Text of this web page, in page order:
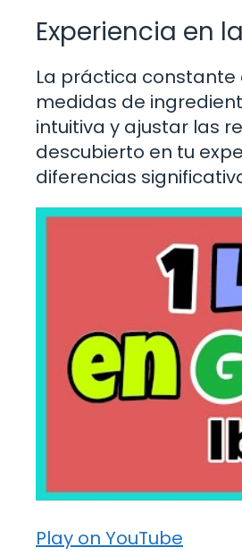
Experiencia en
La práctica
medidas de
intuitiva y ajustar las
descubierto en tu
diferencias
Play on YouTube